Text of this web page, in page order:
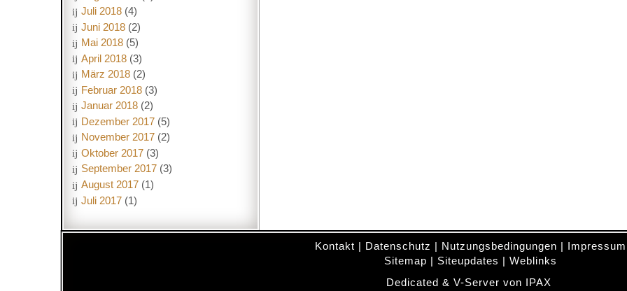
Juli 2018 (4)
Juni 2018 (2)
Mai 2018 (5)
April 2018 (3)
März 2018 (2)
Februar 2018 (3)
Januar 2018 (2)
Dezember 2017 (5)
November 2017 (2)
Oktober 2017 (3)
September 2017 (3)
August 2017 (1)
Juli 2017 (1)
Kontakt | Datenschutz | Nutzungsbedingungen | Impressum
Sitemap | Siteupdates | Weblinks
Dedicated & V-Server von IPAX